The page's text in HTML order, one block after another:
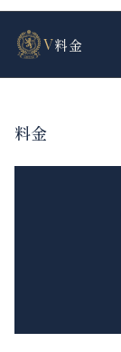
V料金
料金